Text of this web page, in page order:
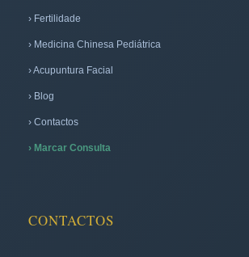
› Fertilidade
› Medicina Chinesa Pediátrica
› Acupuntura Facial
› Blog
› Contactos
› Marcar Consulta
CONTACTOS